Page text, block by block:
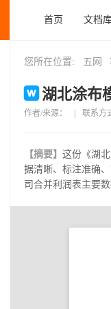
首页 文档
您所在位置: 五网
湖北涂布
作者/来源： 联系方
【摘要】 这份《湖
据清晰、标注准确
司合并利润表主要